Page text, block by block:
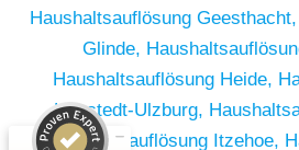
Haushaltsauflösung Geesthacht,
Glinde,
Haushaltsauflösung Heide,
Henstedt-Ulzburg,
Haushaltsauflösung Itzehoe,
Kundenbewertungen und Erfahrungen zu
RümpelButler